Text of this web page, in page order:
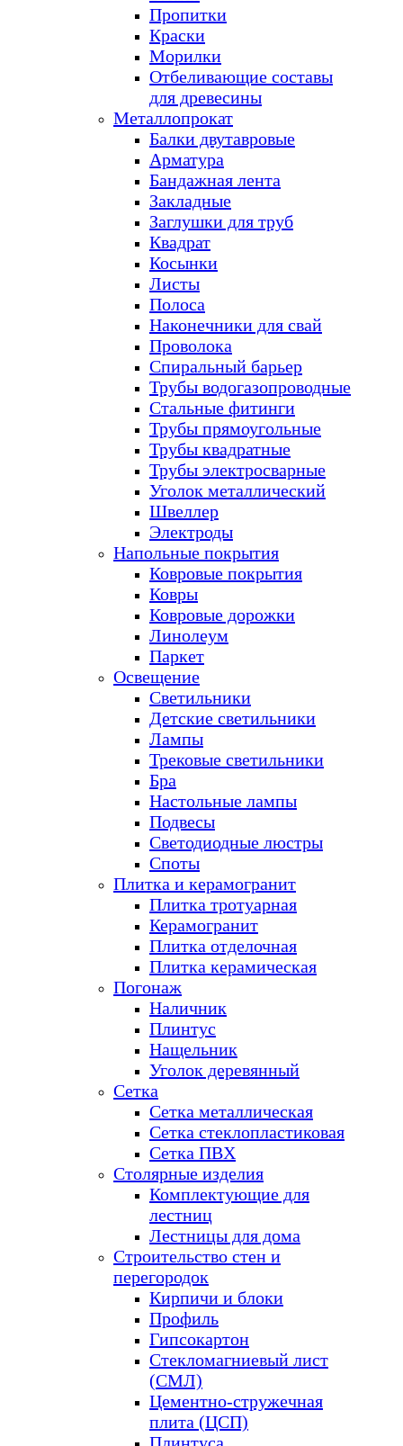
Пропитки
Краски
Морилки
Отбеливающие составы
для древесины
Металлопрокат
Балки двутавровые
Арматура
Бандажная лента
Закладные
Заглушки для труб
Квадрат
Косынки
Листы
Полоса
Наконечники для свай
Проволока
Спиральный барьер
Трубы водогазопроводные
Стальные фитинги
Трубы прямоугольные
Трубы квадратные
Трубы электросварные
Уголок металлический
Швеллер
Электроды
Напольные покрытия
Ковровые покрытия
Ковры
Ковровые дорожки
Линолеум
Паркет
Освещение
Светильники
Детские светильники
Лампы
Трековые светильники
Бра
Настольные лампы
Подвесы
Светодиодные люстры
Споты
Плитка и керамогранит
Плитка тротуарная
Керамогранит
Плитка отделочная
Плитка керамическая
Погонаж
Наличник
Плинтус
Нащельник
Уголок деревянный
Сетка
Сетка металлическая
Сетка стеклопластиковая
Сетка ПВХ
Столярные изделия
Комплектующие для
лестниц
Лестницы для дома
Строительство стен и
перегородок
Кирпичи и блоки
Профиль
Гипсокартон
Стекломагниевый лист
(СМЛ)
Цементно-стружечная
плита (ЦСП)